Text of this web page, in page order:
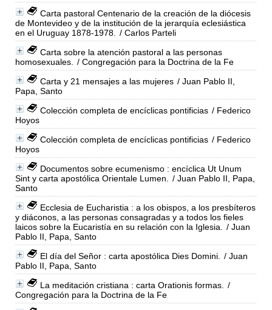
Carta pastoral Centenario de la creación de la diócesis
de Montevideo y de la institución de la jerarquía eclesiástica
en el Uruguay 1878-1978.
/ Carlos Parteli
Carta sobre la atención pastoral a las personas
homosexuales.
/ Congregación para la Doctrina de la Fe
Carta y 21 mensajes a las mujeres / Juan Pablo II,
Papa, Santo
Colección completa de encíclicas pontificias / Federico
Hoyos
Colección completa de encíclicas pontificias / Federico
Hoyos
Documentos sobre ecumenismo : encíclica Ut Unum
Sint y carta apostólica Orientale Lumen.
/ Juan Pablo II, Papa,
Santo
Ecclesia de Eucharistia : a los obispos, a los presbíteros
y diáconos, a las personas consagradas y a todos los fieles
laicos sobre la Eucaristía en su relación con la Iglesia.
/ Juan
Pablo II, Papa, Santo
El día del Señor : carta apostólica Dies Domini.
/ Juan
Pablo II, Papa, Santo
La meditación cristiana : carta Orationis formas.
/
Congregación para la Doctrina de la Fe